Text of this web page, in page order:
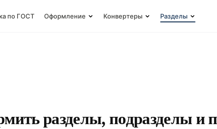
по ГОСТ Оформление Конвертеры Разделы
разделы, подразделы и